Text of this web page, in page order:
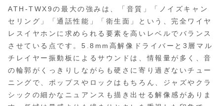
ATH-TWX9の最大の強みは、「音質」「ノイズキャン
セリング」「通話性能」「衛生面」という、完全ワイヤ
レスイヤホンに求められる要素を高いレベルでバランス
させている点です。5.8mm高解像ドライバーと3層マル
チレイヤー振動板によるサウンドは、情報量が多く、音
の輪郭がくっきりしながらも硬さに寄り過ぎないチュー
ニングで、ポップスやロックはもちろん、ジャズやクラ
シックの細かなニュアンスも描き出せる解像感がありま